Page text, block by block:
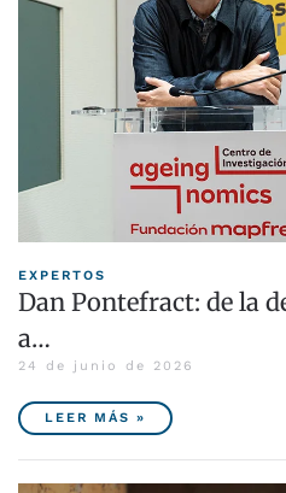
EXPERTOS
Dan Pontefract: de la
a…
24 de junio de 2026
LEER MÁS »